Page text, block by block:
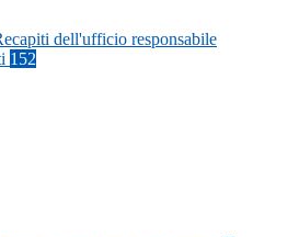
dell'ufficio responsabile
152